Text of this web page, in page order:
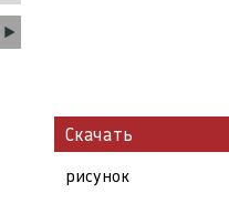
Скачать
рисунок